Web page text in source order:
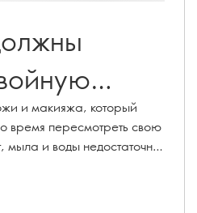
и макияжа, который
время пересмотреть свою
и воды недостаточно!